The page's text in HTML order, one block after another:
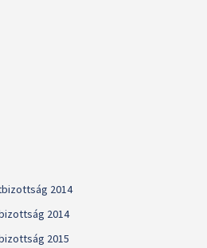
2014
2014
2015